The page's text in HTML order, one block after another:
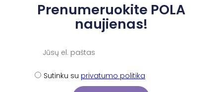
Prenumeruokite POLA
naujienas!
Sutinku su privatumo politika